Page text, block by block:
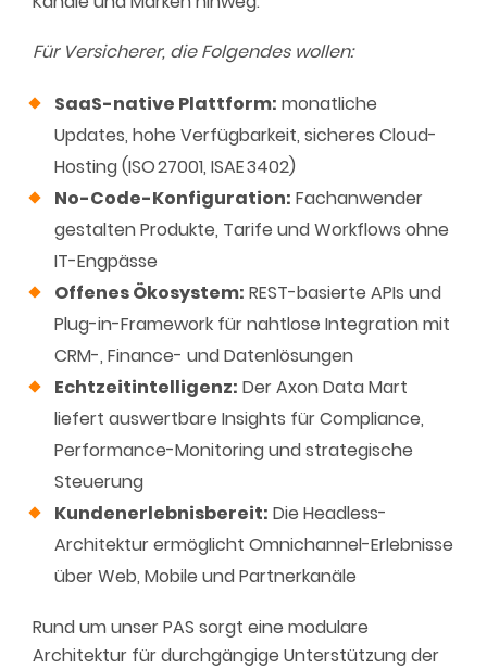
Für Versicherer, die Folgendes wollen:
SaaS-native Plattform: monatliche
Updates, hohe Verfügbarkeit, sicheres Cloud-
Hosting (ISO27001, ISAE3402)
No-Code-Konfiguration: Fachanwender
gestalten Produkte, Tarife und Workflows ohne
IT-Engpässe
Offenes Ökosystem: REST-basierte APIs und
Plug-in-Framework für nahtlose Integration mit
CRM-, Finance- und Datenlösungen
Echtzeitintelligenz: Der Axon Data Mart
liefert auswertbare Insights für Compliance,
Performance-Monitoring und strategische
Steuerung
Kundenerlebnisbereit: Die Headless-
Architektur ermöglicht Omnichannel-Erlebnisse
über Web, Mobile und Partnerkanäle
Rund um unser PAS sorgt eine modulare
Architektur für durchgängige Unterstützung der